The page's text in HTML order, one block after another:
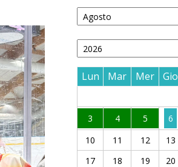
Lun Mar Mer Gio
3
4 5 6
10
11 12 13
17
18 19 20